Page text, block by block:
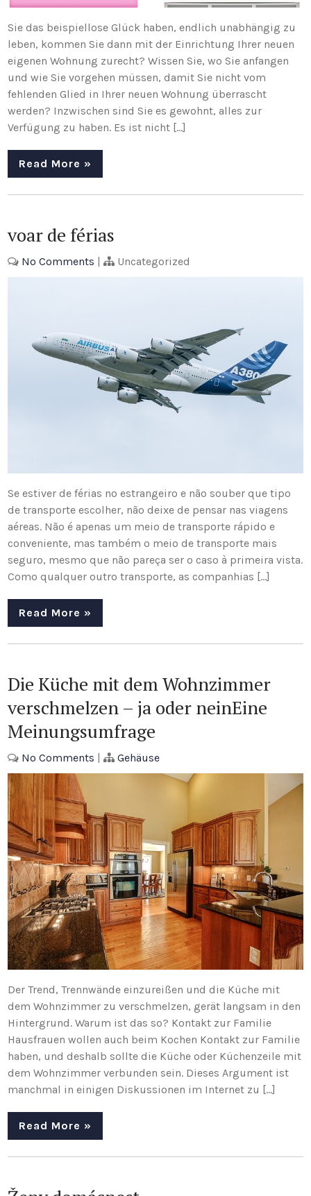
Sie das beispiellose Glück haben, endlich unabhängig zu
leben, kommen Sie dann mit der Einrichtung Ihrer neuen
eigenen Wohnung zurecht? Wissen Sie, wo Sie anfangen
und wie Sie vorgehen müssen, damit Sie nicht vom
fehlenden Glied in Ihrer neuen Wohnung überrascht
werden? Inzwischen sind Sie es gewohnt, alles zur
Verfügung zu haben. Es ist nicht […]
Read More »
voar de férias
No Comments | Uncategorized
Se estiver de férias no estrangeiro e não souber que tipo
de transporte escolher, não deixe de pensar nas viagens
aéreas. Não é apenas um meio de transporte rápido e
conveniente, mas também o meio de transporte mais
seguro, mesmo que não pareça ser o caso à primeira vista.
Como qualquer outro transporte, as companhias […]
Read More »
Die Küche mit dem Wohnzimmer
verschmelzen – ja oder neinEine
Meinungsumfrage
No Comments | Gehäuse
Der Trend, Trennwände einzureißen und die Küche mit
dem Wohnzimmer zu verschmelzen, gerät langsam in den
Hintergrund. Warum ist das so? Kontakt zur Familie
Hausfrauen wollen auch beim Kochen Kontakt zur Familie
haben, und deshalb sollte die Küche oder Küchenzeile mit
dem Wohnzimmer verbunden sein. Dieses Argument ist
manchmal in einigen Diskussionen im Internet zu […]
Read More »